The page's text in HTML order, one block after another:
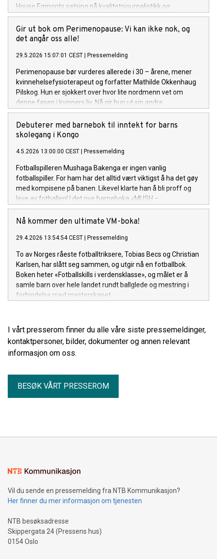
House Egmonts satsing på kvalitetsjournalistikk og
medievekst i og utenfor Skandinavia.
Gir ut bok om Perimenopause: Vi kan ikke nok, og
det angår oss alle!
29.5.2026 15:07:01 CEST Pressemelding
Perimenopause bør vurderes allerede i 30 – årene, mener
kvinnehelsefysioterapeut og forfatter Mathilde Okkenhaug
Pilskog. Hun er sjokkert over hvor lite nordmenn vet om
denne fasen i kvinners liv. Nå gir hun ut sin andre
kvinnehelsebok om nettopp dette temaet. -Heldigvis er
åpenheten større nå, og jeg håper at jeg med denne boka
kan være med å opplyse og hjelpe kvinner på generelt
Debuterer med barnebok til inntekt for barns
skolegang i Kongo
4.5.2026 13:00:00 CEST Pressemelding
Fotballspilleren Mushaga Bakenga er ingen vanlig
fotballspiller. For ham har det alltid vært viktigst å ha det gøy
med kompisene på banen. Likevel klarte han å bli proff og
leve av fotballen! I det nye barneboka «MUSH –
PROFFDØMMER» deler han de beste tipsene og forteller de
morsomste historiene fra barndommen.
Nå kommer den ultimate VM-boka!
29.4.2026 13:54:54 CEST Pressemelding
To av Norges råeste fotballtriksere, Tobias Becs og Christian
Karlsen, har slått seg sammen, og utgir nå en fotballbok.
Boken heter «Fotballskills i verdensklasse», og målet er å
samle barn over hele landet rundt ballglede og mestring i
forbindelse med mesterskapet.
I vårt presserom finner du alle våre siste pressemeldinger,
kontaktpersoner, bilder, dokumenter og annen relevant
informasjon om oss.
BESØK VÅRT PRESSEROM
Vil du sende en pressemelding fra NTB Kommunikasjon?
Her finner du mer informasjon om tjenesten
NTB besøksadresse
Skippergata 24 (Pressens hus)
0154 Oslo